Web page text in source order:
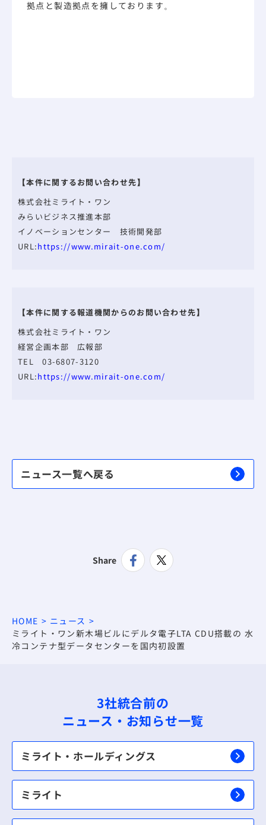
拠点と製造拠点を擁しております。
【本件に関するお問い合わせ先】
株式会社ミライト・ワン
みらいビジネス推進本部
イノベーションセンター 技術開発部
URL:https://www.mirait-one.com/
【本件に関する報道機関からのお問い合わせ先】
株式会社ミライト・ワン
経営企画本部 広報部
TEL 03-6807-3120
URL:https://www.mirait-one.com/
ニュース一覧へ戻る
Share
HOME
ニュース
ミライト・ワン新木場ビルにデルタ電子LTA CDU搭載の 水
冷コンテナ型データセンターを国内初設置
3社統合前の
ニュース・お知らせ一覧
ミライト・ホールディングス
ミライト